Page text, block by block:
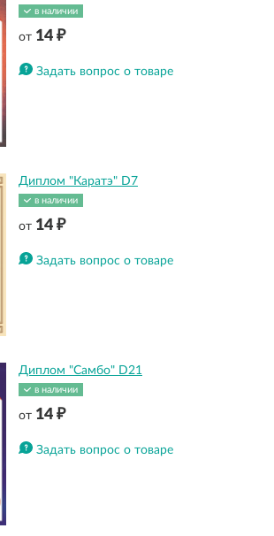
в наличии
от14 ₽
Задать вопрос о товаре
Диплом "Каратэ" D7
в наличии
от14 ₽
Задать вопрос о товаре
Диплом "Самбо" D21
в наличии
от14 ₽
Задать вопрос о товаре